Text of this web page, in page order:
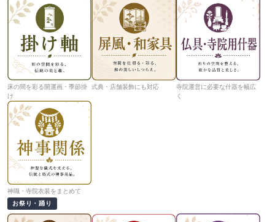
床の間を彩る開運画・季節掛
け
式典・店舗装飾にも対応
寺院運営に必要な什器を幅広
く
神職・寺院衣装をまとめて
お祭り・踊り